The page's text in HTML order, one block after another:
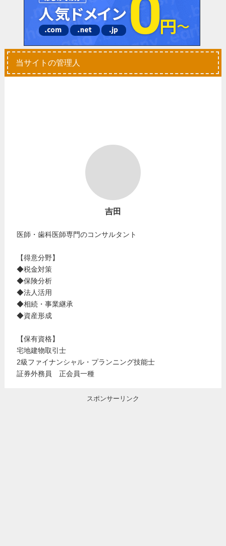
当サイトの管理人
吉田
医師・歯科医師専門のコンサルタント
【得意分野】
◆税金対策
◆保険分析
◆法人活用
◆相続・事業継承
◆資産形成
【保有資格】
宅地建物取引士
2級ファイナンシャル・プランニング技能士
証券外務員 正会員一種
スポンサーリンク